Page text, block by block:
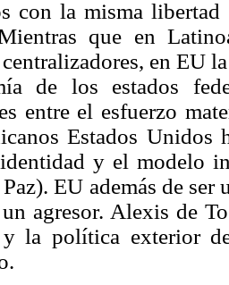
con la misma libertad
que en
en EU
de los estados
entre el esfuerzo
Estados
y el modelo
EU además de
agresor. Alexis de
la política exterior